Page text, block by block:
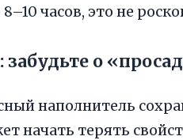
часов, это не
забудьте о
наполнитель
начать терять